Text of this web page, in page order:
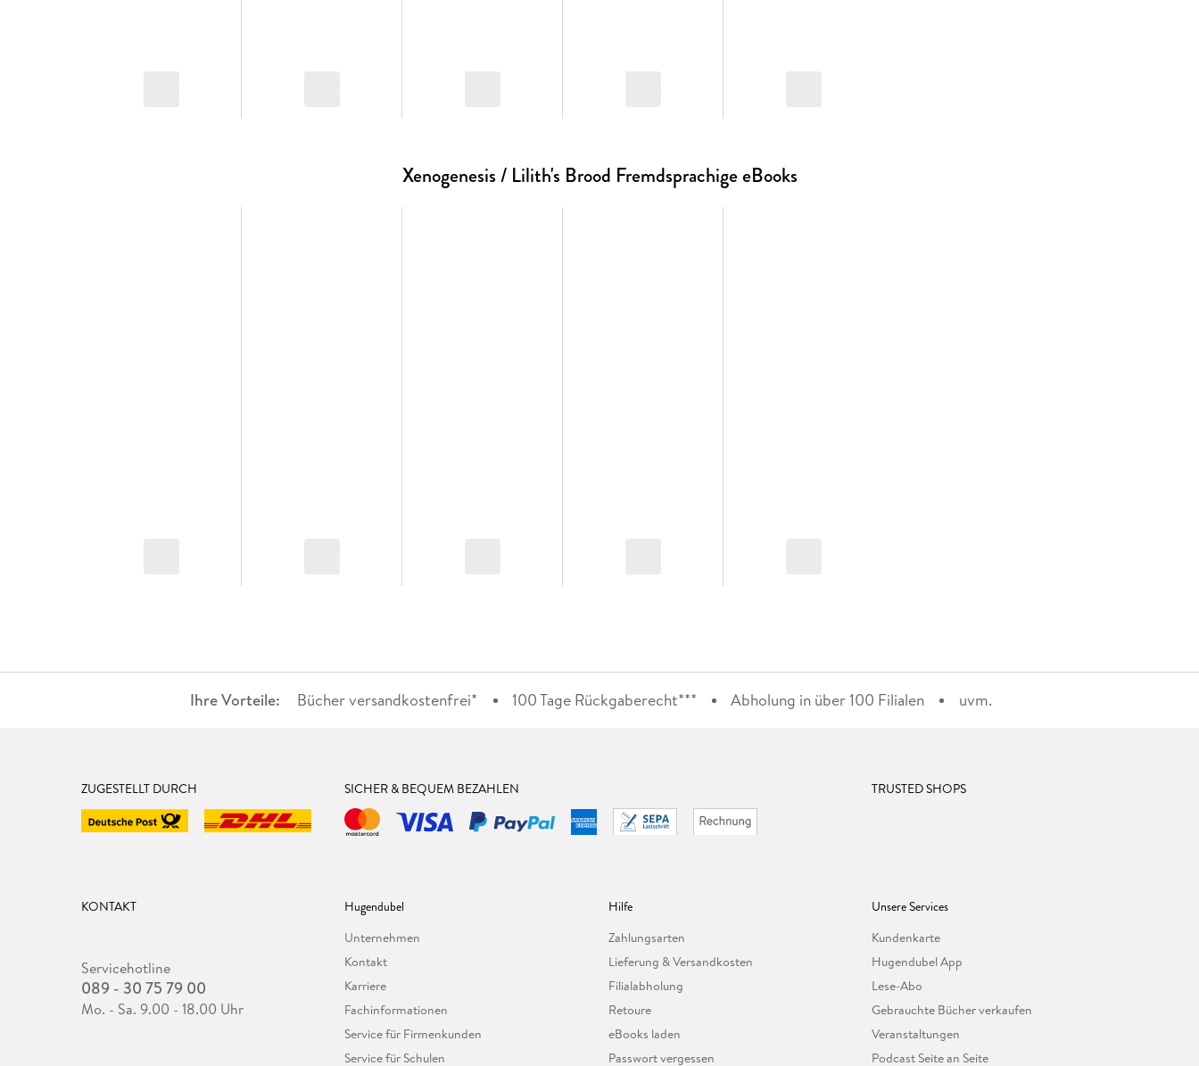
Xenogenesis / Lilith's Brood Fremdsprachige eBooks
Ihre Vorteile: Bücher versandkostenfrei* 100 Tage Rückgaberecht*** Abholung in über 100 Filialen uvm.
ZUGESTELLT DURCH SICHER & BEQUEM BEZAHLEN TRUSTED SHOPS
KONTAKT
Servicehotline
089 - 30 75 79 00
Mo. - Sa. 9.00 - 18.00 Uhr
Hugendubel
Unternehmen
Kontakt
Karriere
Fachinformationen
Service für Firmenkunden
Service für Schulen
Hilfe
Zahlungsarten
Lieferung & Versandkosten
Filialabholung
Retoure
eBooks laden
Passwort vergessen
Unsere Services
Kundenkarte
Hugendubel App
Lese-Abo
Gebrauchte Bücher verkaufen
Veranstaltungen
Podcast Seite an Seite